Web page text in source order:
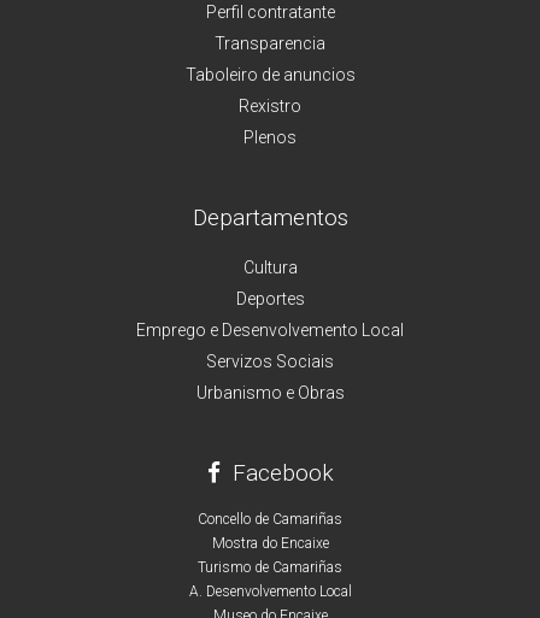
Perfil contratante
Transparencia
Taboleiro de anuncios
Rexistro
Plenos
Departamentos
Cultura
Deportes
Emprego e Desenvolvemento Local
Servizos Sociais
Urbanismo e Obras
Facebook
Concello de Camariñas
Mostra do Encaixe
Turismo de Camariñas
A. Desenvolvemento Local